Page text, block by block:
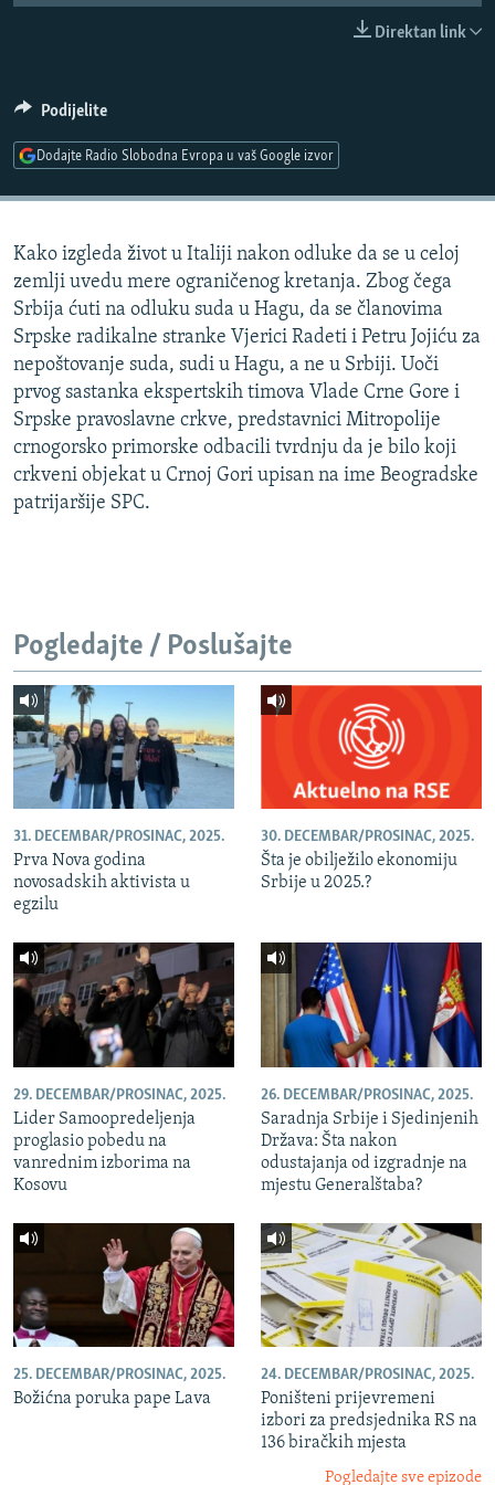
SPECIJALI RSE
VIŠE OD NASLOVA
TV LIBERTY
POST SCRIPTUM
MOJA EVROPA
TRI DECENIJE OD RATA U BIH
SVE KARTE DEJTONA
NASTANAK I RASPAD JUGOSLAVIJE
PRATITE NAS
Sve RFE/RL stranice
Direktan link
Podijelite
Dodajte Radio Slobodna Evropa u vaš Google izvor
Kako izgleda život u Italiji nakon odluke da se u celoj
zemlji uvedu mere ograničenog kretanja. Zbog čega
Srbija ćuti na odluku suda u Hagu, da se članovima
Srpske radikalne stranke Vjerici Radeti i Petru Jojiću za
nepoštovanje suda, sudi u Hagu, a ne u Srbiji. Uoči
prvog sastanka ekspertskih timova Vlade Crne Gore i
Srpske pravoslavne crkve, predstavnici Mitropolije
crnogorsko primorske odbacili tvrdnju da je bilo koji
crkveni objekat u Crnoj Gori upisan na ime Beogradske
patrijaršije SPC.
Pogledajte / Poslušajte
31. DECEMBAR/PROSINAC, 2025.
Prva Nova godina
novosadskih aktivista u
egzilu
30. DECEMBAR/PROSINAC, 2025.
Šta je obilježilo ekonomiju
Srbije u 2025.?
29. DECEMBAR/PROSINAC, 2025.
Lider Samoopredeljenja
proglasio pobedu na
vanrednim izborima na
Kosovu
26. DECEMBAR/PROSINAC, 2025.
Saradnja Srbije i Sjedinjenih
Država: Šta nakon
odustajanja od izgradnje na
mjestu Generalštaba?
25. DECEMBAR/PROSINAC, 2025.
Božićna poruka pape Lava
24. DECEMBAR/PROSINAC, 2025.
Poništeni prijevremeni
izbori za predsjednika RS na
136 biračkih mjesta
Pogledajte sve epizode